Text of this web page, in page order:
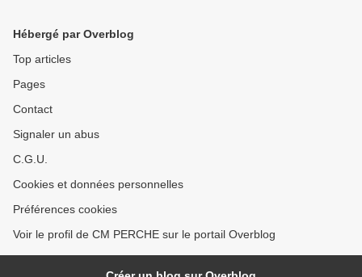
Hébergé par Overblog
Top articles
Pages
Contact
Signaler un abus
C.G.U.
Cookies et données personnelles
Préférences cookies
Voir le profil de CM PERCHE sur le portail Overblog